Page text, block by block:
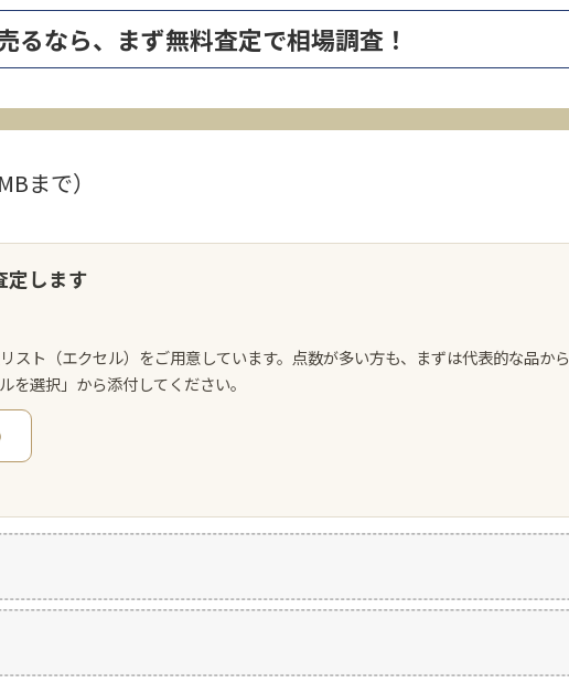
なら、まず無料査定で相場調査！
まで）
定します
スト（エクセル）をご用意しています。点数が多い方も、まずは代表的な品から
を選択」から添付してください。